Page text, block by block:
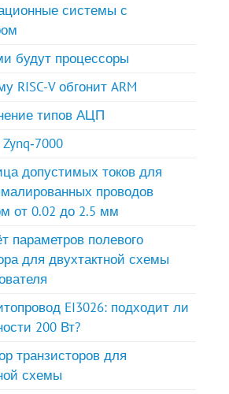
системы с
будут процессоры
RISC-V обгонит ARM
типов АЦП
допустимых токов для
проводов
от 0.02 до 2.5 мм
параметров полевого
для двухтактной схемы
EI3026: подходит ли
200 Вт?
транзисторов для
схемы